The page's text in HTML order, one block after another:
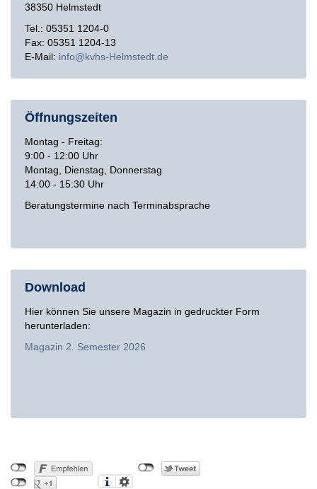
38350 Helmstedt
Tel.: 05351 1204-0
Fax: 05351 1204-13
E-Mail: info kvhs-Helmstedt de
Öffnungszeiten
Montag - Freitag:
9:00 - 12:00 Uhr
Montag, Dienstag, Donnerstag
14:00 - 15:30 Uhr
Beratungstermine nach Terminabsprache
Download
Hier können Sie unsere Magazin in gedruckter Form
herunterladen:
Magazin 2. Semester 2026